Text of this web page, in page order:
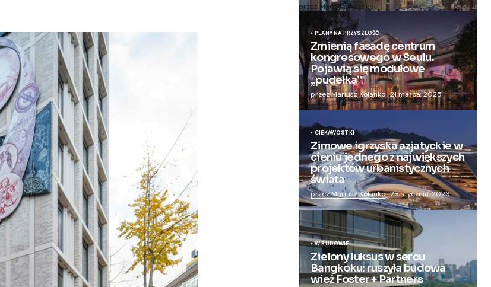
przez Mariusz Kolanko 20 lipca, 2024
PLANY NA PRZYSZŁOŚĆ
Zmienią fasadę centrum
kongresowego w Seulu.
Pojawią się modułowe
„pudełka”
przez Mariusz Kolanko 21 marca, 2025
CIEKAWOSTKI
Zimowe igrzyska azjatyckie w
cieniu jednego z największych
projektów urbanistycznych
świata
przez Mariusz Kolanko 28 stycznia, 2026
W BUDOWIE
Zielony luksus w sercu
Bangkoku: ruszyła budowa
wież Foster + Partners